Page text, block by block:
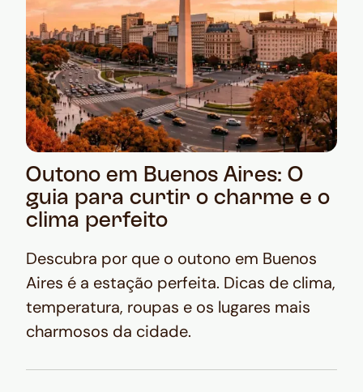
Outono em Buenos Aires: O
guia para curtir o charme e o
clima perfeito
Descubra por que o outono em Buenos
Aires é a estação perfeita. Dicas de clima,
temperatura, roupas e os lugares mais
charmosos da cidade.